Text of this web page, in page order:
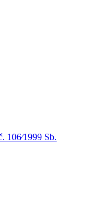
106⁄1999 Sb.